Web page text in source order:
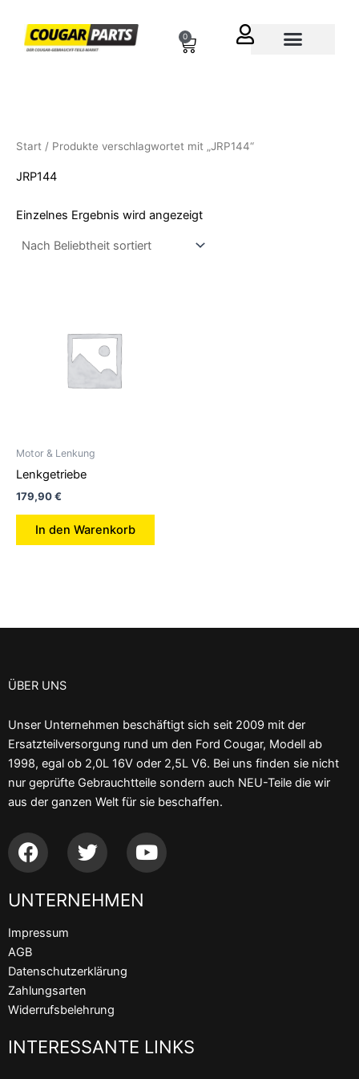
Inhalt
springen
0
Cart
Start / Produkte verschlagwortet mit „JRP144“
JRP144
Einzelnes Ergebnis wird angezeigt
Motor & Lenkung
Lenkgetriebe
179,90€
In den Warenkorb
ÜBER UNS
Unser Unternehmen beschäftigt sich seit 2009 mit der
Ersatzteilversorgung rund um den Ford Cougar, Modell ab
1998, egal ob 2,0L 16V oder 2,5L V6. Bei uns finden sie nicht
nur geprüfte Gebrauchtteile sondern auch NEU-Teile die wir
aus der ganzen Welt für sie beschaffen.
F
a
e
o
o
k
T
w
t
r
Y
o
UNTERNEHMEN
Impressum
AGB
Datenschutzerklärung
Zahlungsarten
Widerrufsbelehrung
INTERESSANTE LINKS